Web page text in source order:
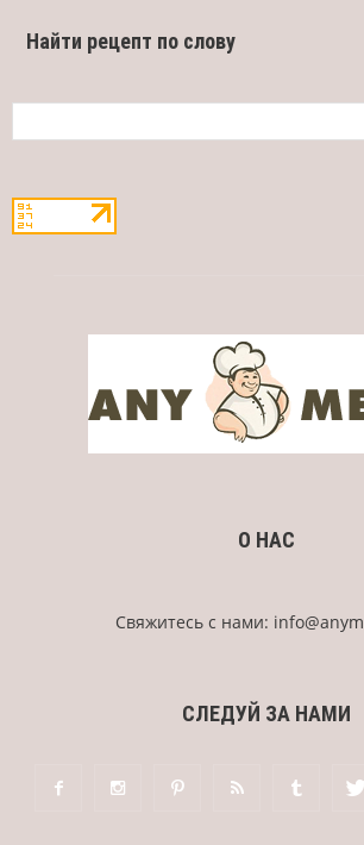
Найти рецепт по слову
О НАС
Свяжитесь с нами:
СЛЕДУЙ ЗА НАМИ